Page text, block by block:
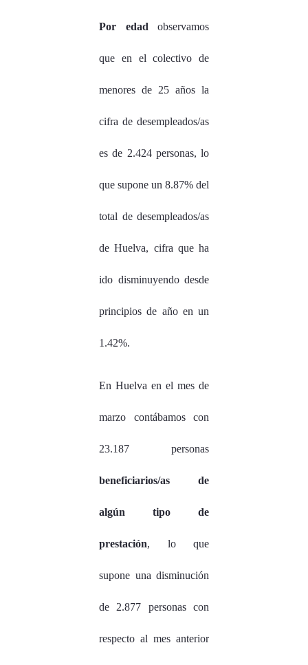
Por edad observamos
que en el colectivo de
menores de 25 años la
cifra de desempleados/as
es de 2.424 personas, lo
que supone un 8.87% del
total de desempleados/as
de Huelva, cifra que ha
ido disminuyendo desde
principios de año en un
1.42%.
En Huelva en el mes de
marzo contábamos con
23.187 personas
beneficiarios/as de
algún tipo de
prestación, lo que
supone una disminución
de 2.877 personas con
respecto al mes anterior